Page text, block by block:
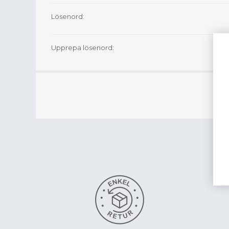
Lösenord:
Upprepa lösenord: